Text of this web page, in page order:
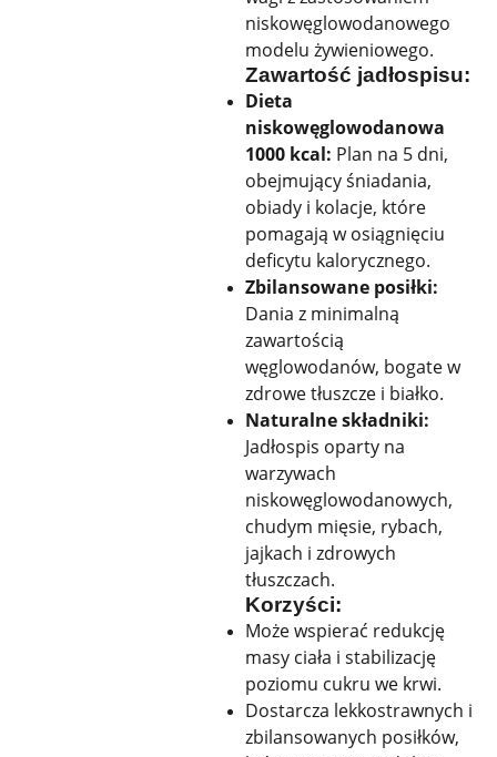
niskowęglowodanowego
modelu żywieniowego.
Zawartość jadłospisu:
Dieta
niskowęglowodanowa
1000 kcal: Plan na 5 dni,
obejmujący śniadania,
obiady i kolacje, które
pomagają w osiągnięciu
deficytu kalorycznego.
Zbilansowane posiłki:
Dania z minimalną
zawartością
węglowodanów, bogate w
zdrowe tłuszcze i białko.
Naturalne składniki:
Jadłospis oparty na
warzywach
niskowęglowodanowych,
chudym mięsie, rybach,
jajkach i zdrowych
tłuszczach.
Korzyści:
Może wspierać redukcję
masy ciała i stabilizację
poziomu cukru we krwi.
Dostarcza lekkostrawnych i
zbilansowanych posiłków,